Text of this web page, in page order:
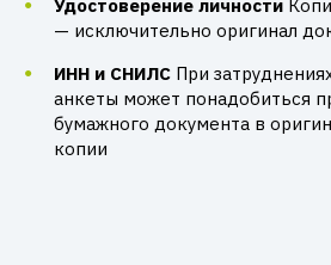
Удостоверение личности
— исключительно оригинал
ИНН и СНИЛС При
анкеты может понадобиться
бумажного документа в
копии